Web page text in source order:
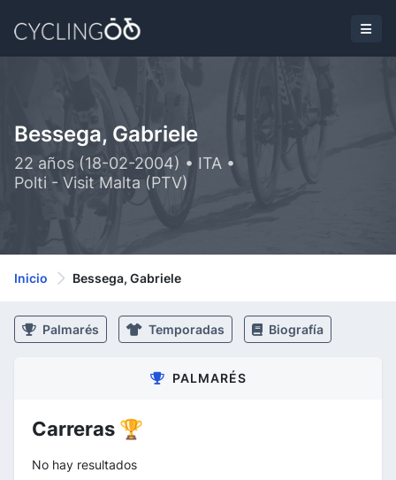
Bessega, Gabriele
22 años (18-02-2004) • ITA •
Polti - Visit Malta (PTV)
Inicio Bessega, Gabriele
Palmarés Temporadas Biografía
PALMARÉS
Carreras 🏆
No hay resultados